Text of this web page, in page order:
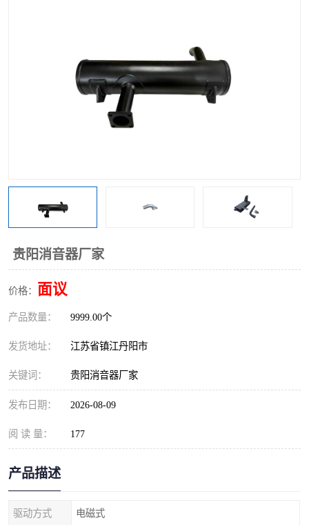
贵阳消音器厂家
价格： 面议
产品数量： 9999.00个
发货地址： 江苏省镇江丹阳市
关键词： 贵阳消音器厂家
发布日期： 2026-08-09
阅 读 量： 177
产品描述
驱动方式 电磁式